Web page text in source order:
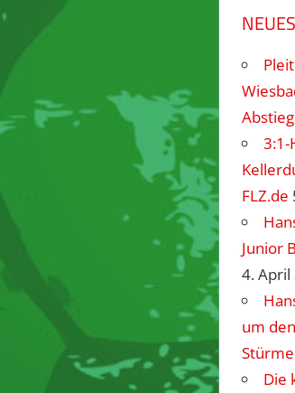
3:1-
FLZ.de
Junior
4.
um
Die